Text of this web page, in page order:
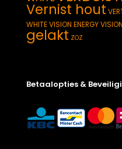
Vernist hout
WHITEVISION ENERGY
gelakt ZOZ
Betaalopties &